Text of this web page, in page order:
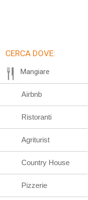
CERCA DOVE:
Mangiare
Airbnb
Ristoranti
Agriturist
Country House
Pizzerie